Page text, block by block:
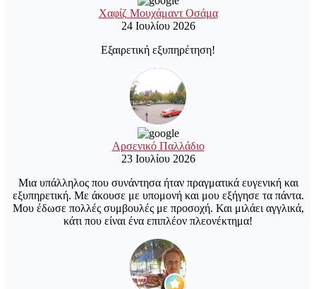
Χαφίζ Μουχάμαντ Οσάμα
24 Ιουλίου 2026
Εξαιρετική εξυπηρέτηση!
Αρσενικό Παλλάδιο
23 Ιουλίου 2026
Μια υπάλληλος που συνάντησα ήταν πραγματικά ευγενική και
εξυπηρετική. Με άκουσε με υπομονή και μου εξήγησε τα πάντα.
Μου έδωσε πολλές συμβουλές με προσοχή. Και μιλάει αγγλικά,
κάτι που είναι ένα επιπλέον πλεονέκτημα!